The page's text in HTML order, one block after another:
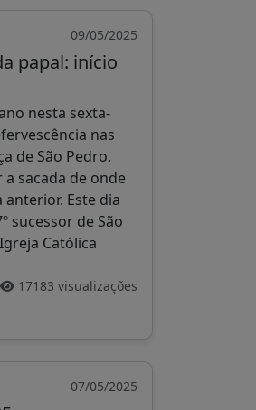
09/05/2025
papal: início
nesta sexta-
nas
de São Pedro.
sacada de onde
anterior. Este dia
sucessor de São
Católica
17183 visualizações
07/05/2025